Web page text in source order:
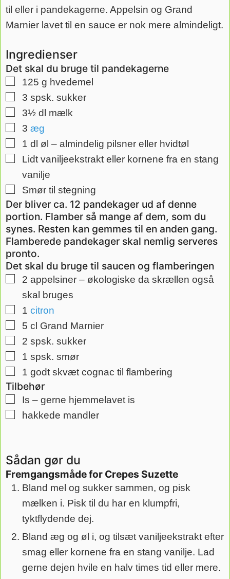
til eller i pandekagerne. Appelsin og Grand
Marnier lavet til en sauce er nok mere almindeligt.
Ingredienser
Det skal du bruge til pandekagerne
▢
125 g hvedemel
▢
3 spsk. sukker
▢
3½ dl
mælk
▢
3 æg
▢
1 dl
øl – almindelig pilsner eller hvidtøl
▢Lidt vaniljeekstrakt eller kornene fra en stang
vanilje
▢
Smør til stegning
Der bliver ca. 12 pandekager ud af denne
portion. Flamber så mange af dem, som du
synes. Resten kan gemmes til en anden gang.
Flamberede pandekager skal nemlig serveres
pronto.
Det skal du bruge til saucen og flamberingen
▢
2 appelsiner – økologiske da skrællen også
skal bruges
▢
1 citron
▢
5 cl Grand Marnier
▢
2 spsk. sukker
▢
1 spsk. smør
▢
1 godt skvæt cognac til flambering
Tilbehør
▢
Is – gerne hjemmelavet is
▢
hakkede mandler
Sådan gør du
Fremgangsmåde for Crepes Suzette
Bland mel og sukker sammen, og pisk
mælken i. Pisk til du har en klumpfri,
tyktflydende dej.
Bland æg og øl i, og tilsæt vaniljeekstrakt efter
smag eller kornene fra en stang vanilje. Lad
gerne dejen hvile en halv times tid eller mere.